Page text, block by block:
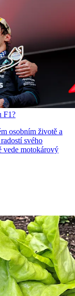
F1?
osobním životě a
svého
vede motokárový